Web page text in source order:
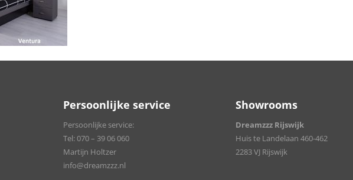
Persoonlijke service
Persoonlijke service:
Tel:070 – 39 06 060
Martijn Holtzer
info@dreamzzz.nl
Showrooms
Dreamzzz Rijswijk
Huis te Landelaan 460-462
2283 VJ Rijswijk